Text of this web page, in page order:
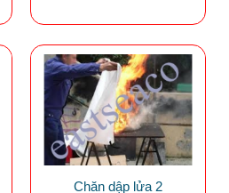
Chăn dập lửa 2